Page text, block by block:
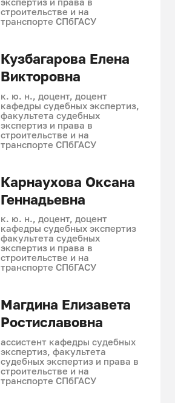
экспертиз и права в
строительстве и на
транспорте СПбГАСУ
Кузбагарова Елена
Викторовна
к. ю. н., доцент, доцент
кафедры судебных экспертиз,
факультета судебных
экспертиз и права в
строительстве и на
транспорте СПбГАСУ
Карнаухова Оксана
Геннадьевна
к. ю. н., доцент, доцент
кафедры судебных экспертиз
факультета судебных
экспертиз и права в
строительстве и на
транспорте СПбГАСУ
Магдина Елизавета
Ростиславовна
ассистент кафедры судебных
экспертиз, факультета
судебных экспертиз и права в
строительстве и на
транспорте СПбГАСУ